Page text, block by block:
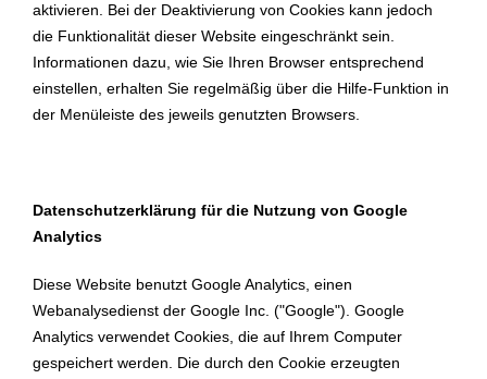
aktivieren. Bei der Deaktivierung von Cookies kann jedoch
die Funktionalität dieser Website eingeschränkt sein.
Informationen dazu, wie Sie Ihren Browser entsprechend
einstellen, erhalten Sie regelmäßig über die Hilfe-Funktion in
der Menüleiste des jeweils genutzten Browsers.
Datenschutzerklärung für die Nutzung von Google
Analytics
Diese Website benutzt Google Analytics, einen
Webanalysedienst der Google Inc. ("Google"). Google
Analytics verwendet Cookies, die auf Ihrem Computer
gespeichert werden. Die durch den Cookie erzeugten